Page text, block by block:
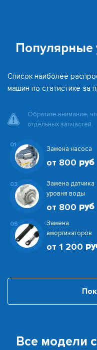
Популярные
Список наиболее
машин по статистике за
Обратите внимание,
отдельных запчастей.
01
Замена насоса
от 800
03
Замена датчика
уровня воды
от 800
05
Замена
амортизаторов
от 1 200
Все модели